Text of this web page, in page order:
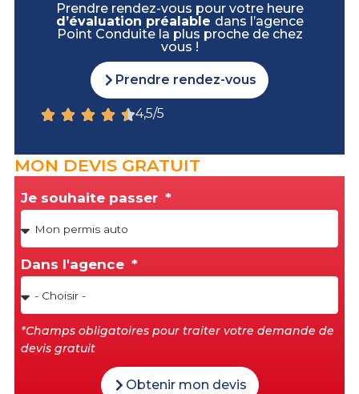
Prendre rendez-vous pour votre heure
d’évaluation préalable dans l’agence
Point Conduite la plus proche de chez
vous !
Prendre rendez-vous
4,5/5
MON DEVIS GRATUIT
Je souhaite passer
Dans l'agence
*Champs obligatoires pour traiter votre demande de
devis gratuit
Obtenir mon devis